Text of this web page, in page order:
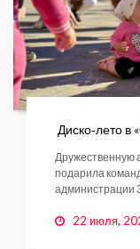
Диско‑лето в
Дружественную
подарила
администрации
22 июля,